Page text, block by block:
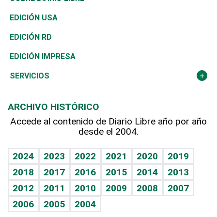
Reportajes
África
Ocenanía
Caribe
Resto del mundo
Vivienda
Telecom.
Global y variable
Economía personal
Buena Vida
Sociales
Novedades
Podcast Arte Libre
Hablando con el pediatra
Vida y familia
Eñe
Celebrando la vida
Sin complejos
Ciclismo
Tenis
Olimpismo
Más deportes
Línea de hit
TBT Deportivo
En Directo
El Espía
Noticiero Poteleche
Columnistas
Más firmas
Tecnología
Historia
Martes de tecnología
Cambio climático
Economía
Revista
Deportes
Opinión
Hecho en casa
Guía del dinero
EDICIÓN USA
EDICIÓN RD
EDICIÓN IMPRESA
SERVICIOS
Cumpleaños
Horóscopos
Crucigramas
ARCHIVO HISTÓRICO
Accede al contenido de Diario Libre año por año
desde el 2004.
2024 2023 2022 2021 2020
2019
2018
2017 2016 2015 2014
2013
2012
2011 2010 2009 2008
2007
2006
2005 2004